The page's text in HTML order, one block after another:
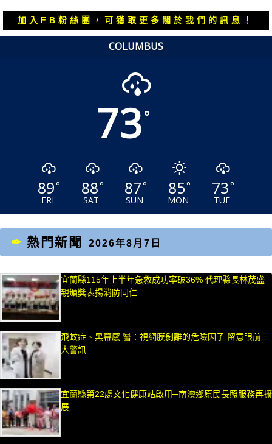
覽
章：
文
章：
加入FB粉絲團，可獲取更多關於我們的訊息！
COLUMBUS
73°
89°
FRI
88°
SAT
87°
SUN
85°
MON
73°
TUE
熱門新聞 2026年8月7日
宜蘭縣115年上半年急救成功率破36% 代理縣長林茂盛
親頒獎表揚消防同仁
飛蚊症、黑幕感 醫：視網膜剝離的危險因子 留意眼前三
大警訊
宜蘭縣第22處文化健康站啟用─南澳鄉原民長照服務再擴
展